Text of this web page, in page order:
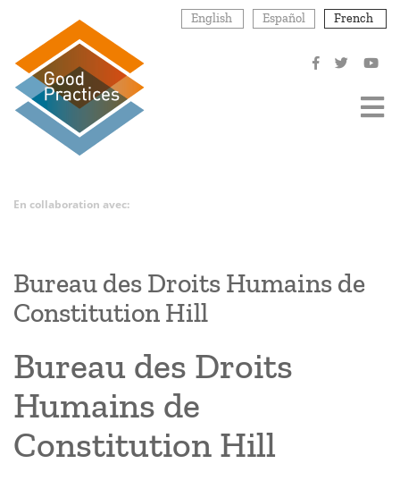
contenu
principal
English Español French
En collaboration avec:
Bureau des Droits Humains de
Constitution Hill
Bureau des Droits
Humains de
Constitution Hill